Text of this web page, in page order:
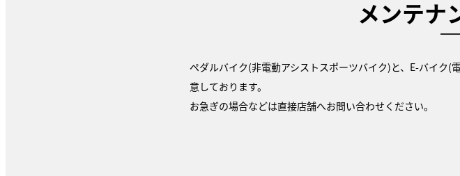
メンテナ
ペダルバイク(非電動アシストスポーツバイク)と、E-バイク
意しております。
お急ぎの場合などは直接店舗へお問い合わせください。